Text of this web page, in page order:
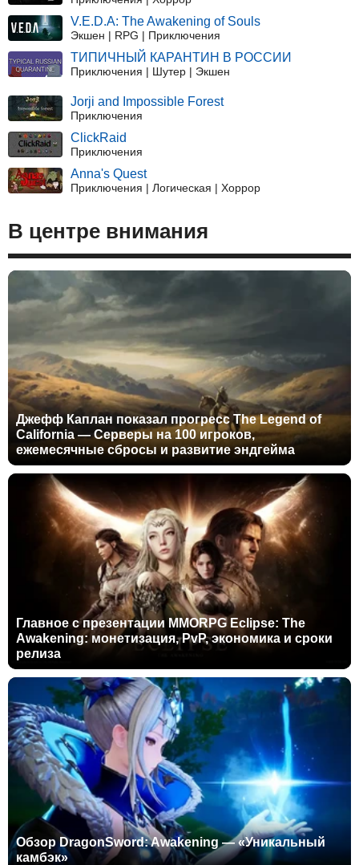
V.E.D.A: The Awakening of Souls
Экшен | RPG | Приключения
ТИПИЧНЫЙ КАРАНТИН В РОССИИ
Приключения | Шутер | Экшен
Jorji and Impossible Forest
Приключения
ClickRaid
Приключения
Anna's Quest
Приключения | Логическая | Хоррор
В центре внимания
Джефф Каплан показал прогресс The Legend of
California — Серверы на 100 игроков,
ежемесячные сбросы и развитие эндгейма
Главное с презентации MMORPG Eclipse: The
Awakening: монетизация, PvP, экономика и сроки
релиза
Обзор DragonSword: Awakening — «Уникальный
камбэк»